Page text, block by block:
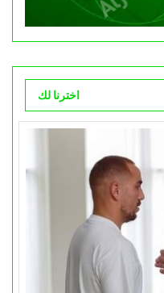
اخترنا لك